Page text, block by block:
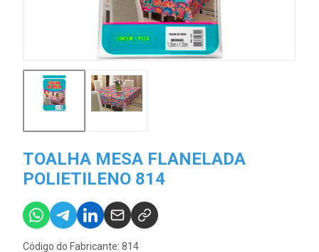
TOALHA MESA FLANELADA
POLIETILENO 814
Código do Fabricante: 814